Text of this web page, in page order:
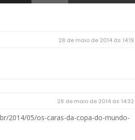
28 de maio de 2014 às 14:19
28 de maio de 2014 às 14:32
2014/05/os-caras-da-copa-do-mundo-